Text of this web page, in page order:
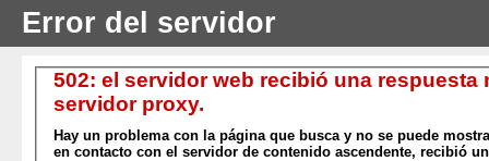
Error del servidor
502: el servidor web recibió una
servidor proxy.
Hay un problema con la página que busca y no se puede
en contacto con el servidor de contenido ascendente, recibió